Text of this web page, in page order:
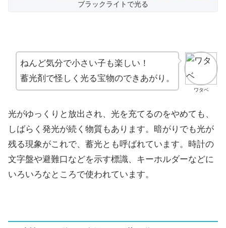
ブラックライトで光る
ワタベ
ねんど気分で小さい子も楽しい！
蓄光剤で怪しく光る宝物のできあがり。
光がゆっくりと放出され、光を充てるのをやめても、
しばらく発光が続く物質もあります。暗がりでも光が
残る現象がこれで、蓄光とも呼ばれています。時計の
文字盤や避難口などを示す標識、キーホルダーなどに
いろいろなところで使われています。